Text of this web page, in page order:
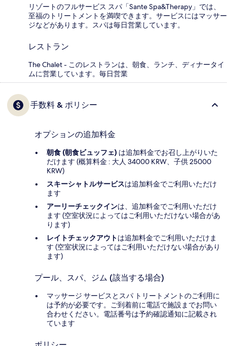
リゾートのフルサービス スパ「Sante Spa&Therapy」では、
至福のトリートメントを満喫できます。サービスにはマッサー
ジなどがあります。スパは毎日営業しています。
レストラン
The Chalet - このレストランは、朝食、ランチ、ディナータイ
ムに営業しています。毎日営業
手数料 & ポリシー
オプションの追加料金
朝食 (朝食ビュッフェ) は追加料金でお召し上がりいた
だけます (概算料金 : 大人 34000 KRW、子供 25000
KRW)
スキーシャトルサービスは追加料金でご利用いただけ
ます
アーリーチェックインは、追加料金でご利用いただけ
ます (空室状況によってはご利用いただけない場合があ
ります)
レイトチェックアウトは追加料金でご利用いただけま
す (空室状況によってはご利用いただけない場合があり
ます)
プール、スパ、ジム (該当する場合)
マッサージ サービスとスパ トリートメントのご利用に
は予約が必要です。ご到着前に電話で施設までお問い
合わせください。電話番号は予約確認通知に記載され
ています